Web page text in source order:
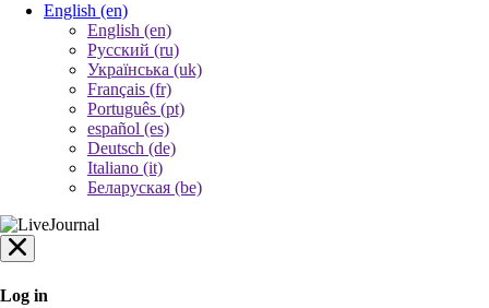
English (en)
English (en)
Русский (ru)
Українська (uk)
Français (fr)
Português (pt)
español (es)
Deutsch (de)
Italiano (it)
Беларуская (be)
Log in